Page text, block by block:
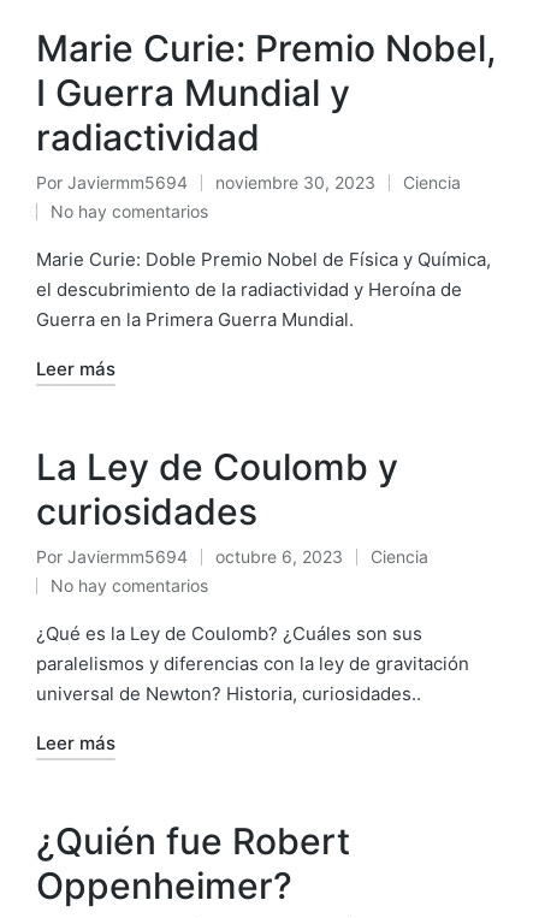
Marie Curie: Premio Nobel,
I Guerra Mundial y
radiactividad
Por Javiermm5694 noviembre 30, 2023
Ciencia
No hay comentarios
Marie Curie: Doble Premio Nobel de Física y Química,
el descubrimiento de la radiactividad y Heroína de
Guerra en la Primera Guerra Mundial.
Leer más
La Ley de Coulomb y
curiosidades
Por Javiermm5694 octubre 6, 2023
Ciencia
No hay comentarios
¿Qué es la Ley de Coulomb? ¿Cuáles son sus
paralelismos y diferencias con la ley de gravitación
universal de Newton? Historia, curiosidades..
Leer más
¿Quién fue Robert
Oppenheimer?